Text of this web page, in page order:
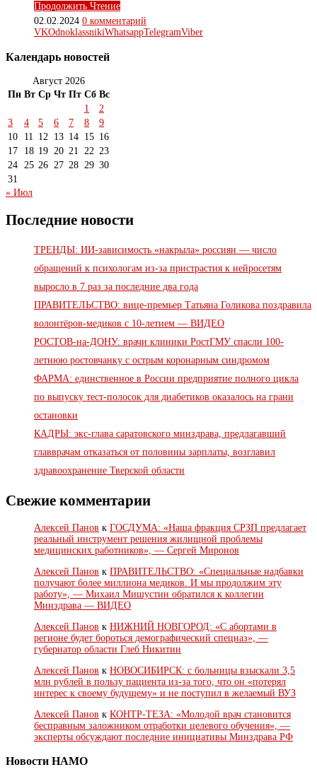
Продолжить Чтение
02.02.2024 0 комментарий
VKOdnoklassnikiWhatsappTelegramViber
Календарь новостей
Август 2026
Пн Вт Ср Чт Пт Сб Вс
1
2
3
4 5 6 7 8
9
10
11 12 13 14 15 16
17
18 19 20 21 22 23
24 25 26 27 28 29 30
31
« Июл
Последние новости
ТРЕНДЫ: ИИ-зависимость «накрыла» россиян — число
обращений к психологам из-за пристрастия к нейросетям
выросло в 7 раз за последние два года
ПРАВИТЕЛЬСТВО: вице-премьер Татьяна Голикова поздравила
волонтёров-медиков с 10-летием — ВИДЕО
РОСТОВ-на-ДОНУ: врачи клиники РостГМУ спасли 100-
летнюю ростовчанку с острым коронарным синдромом
ФАРМА: единственное в России предприятие полного цикла
по выпуску тест-полосок для диабетиков оказалось на грани
остановки
КАДРЫ: экс-глава саратовского минздрава, предлагавший
главврачам отказаться от половины зарплаты, возглавил
здравоохранение Тверской области
Свежие комментарии
Алексей Панов к ГОСДУМА: «Наша фракция СРЗП предлагает
реальный инструмент решения жилищной проблемы
медицинских работников», — Сергей Миронов
Алексей Панов к ПРАВИТЕЛЬСТВО: «Специальные надбавки
получают более миллиона медиков. И мы продолжим эту
работу», — Михаил Мишустин обратился к коллегии
Минздрава — ВИДЕО
Алексей Панов к НИЖНИЙ НОВГОРОД: «С абортами в
регионе будет бороться демографический спецназ», —
губернатор области Глеб Никитин
Алексей Панов к НОВОСИБИРСК: с больницы взыскали 3,5
млн рублей в пользу пациента из-за того, что он «потерял
интерес к своему будущему» и не поступил в желаемый ВУЗ
Алексей Панов к КОНТР-ТЕЗА: «Молодой врач становится
бесправным заложником отработки целевого обучения», —
эксперты обсуждают последние инициативы Минздрава РФ
Новости НАМО